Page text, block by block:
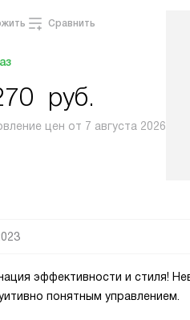
Сравнить
руб.
цен от 7 августа 2026
эффективности и стиля!
понятным управлением.